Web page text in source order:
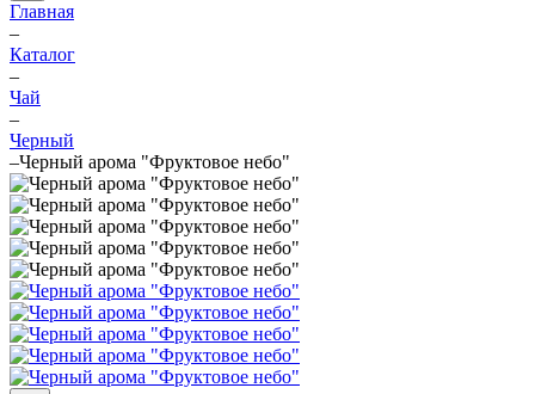
Главная
–
Каталог
–
Чай
–
Черный
–Черный арома "Фруктовое небо"